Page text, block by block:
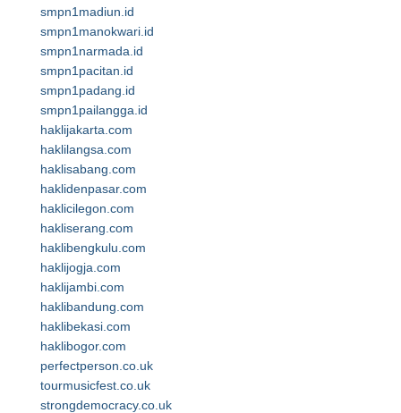
smpn1madiun.id
smpn1manokwari.id
smpn1narmada.id
smpn1pacitan.id
smpn1padang.id
smpn1pailangga.id
haklijakarta.com
haklilangsa.com
haklisabang.com
haklidenpasar.com
haklicilegon.com
hakliserang.com
haklibengkulu.com
haklijogja.com
haklijambi.com
haklibandung.com
haklibekasi.com
haklibogor.com
perfectperson.co.uk
tourmusicfest.co.uk
strongdemocracy.co.uk